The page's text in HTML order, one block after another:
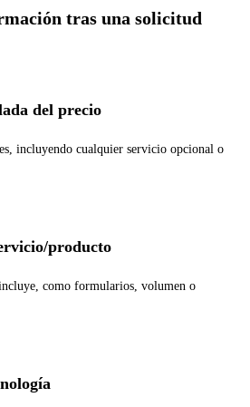
tras una solicitud
del precio
incluyendo cualquier servicio opcional o
producto
como formularios, volumen o